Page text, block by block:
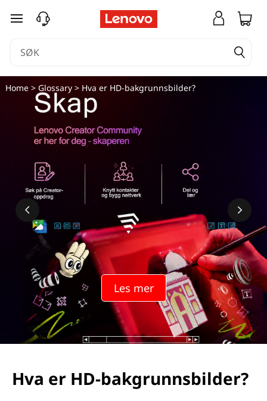
gå til hovedinnhold
Les mer
Home> Glossary> Hva er HD-bakgrunnsbilder?
Hva er HD-bakgrunnsbilder?